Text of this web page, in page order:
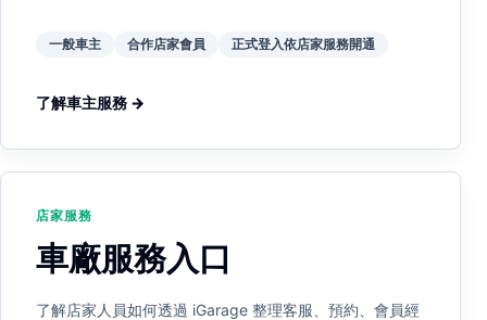
一般車主 合作店家會員 正式登入依店家服務開通
了解車主服務 →
店家服務
車廠服務入口
了解店家人員如何透過 iGarage 整理客服、預約、會員經